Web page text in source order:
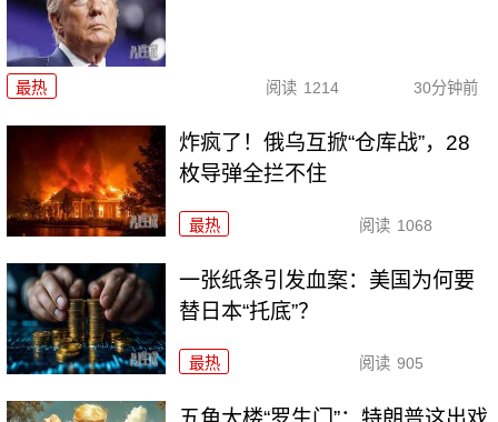
最热 阅读 1214 30分钟前
炸疯了！俄乌互掀“仓库战”，28
枚导弹全拦不住
最热 阅读 1068
一张纸条引发血案：美国为何要
替日本“托底”？
最热 阅读 905